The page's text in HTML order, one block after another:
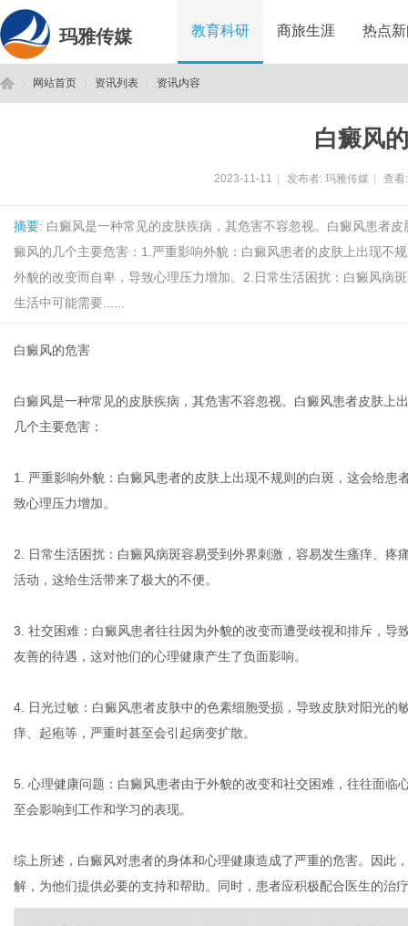
玛雅传媒 教育科研 商旅生涯 热点
网站首页 资讯列表 资讯内容
白癜风
2023-11-11 发布者: 玛雅传媒 查
摘要: 白癜风是一种常见的皮肤疾病，其危害不容忽视。白癜风患者
癜风的几个主要危害：1.严重影响外貌：白癜风患者的皮肤上出现不
外貌的改变而自卑，导致心理压力增加。2.日常生活困扰：白癜风病
生活中可能需要......
白癜风的危害
白癜风是一种常见的皮肤疾病，其危害不容忽视。白癜风患者皮肤上
几个主要危害：
1. 严重影响外貌：白癜风患者的皮肤上出现不规则的白斑，这会给
致心理压力增加。
2. 日常生活困扰：白癜风病斑容易受到外界刺激，容易发生瘙痒、
活动，这给生活带来了极大的不便。
3. 社交困难：白癜风患者往往因为外貌的改变而遭受歧视和排斥，
友善的待遇，这对他们的心理健康产生了负面影响。
4. 日光过敏：白癜风患者皮肤中的色素细胞受损，导致皮肤对阳光
痒、起疱等，严重时甚至会引起病变扩散。
5. 心理健康问题：白癜风患者由于外貌的改变和社交困难，往往面
至会影响到工作和学习的表现。
综上所述，白癜风对患者的身体和心理健康造成了严重的危害。因此
解，为他们提供必要的支持和帮助。同时，患者应积极配合医生的治